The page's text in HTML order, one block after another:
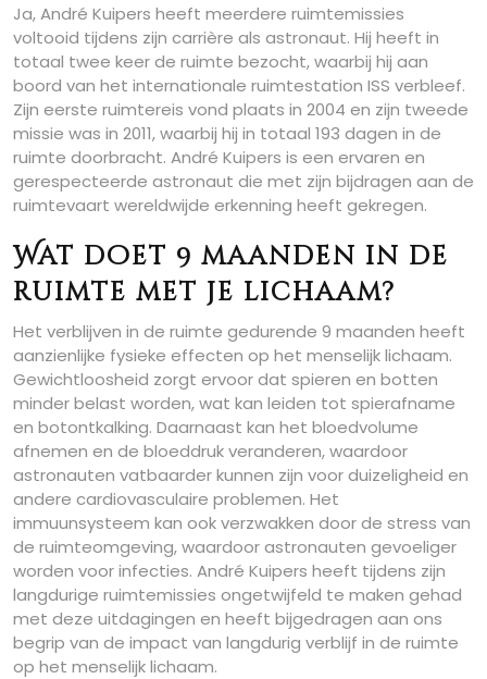
Ja, André Kuipers heeft meerdere ruimtemissies
voltooid tijdens zijn carrière als astronaut. Hij heeft in
totaal twee keer de ruimte bezocht, waarbij hij aan
boord van het internationale ruimtestation ISS verbleef.
Zijn eerste ruimtereis vond plaats in 2004 en zijn tweede
missie was in 2011, waarbij hij in totaal 193 dagen in de
ruimte doorbracht. André Kuipers is een ervaren en
gerespecteerde astronaut die met zijn bijdragen aan de
ruimtevaart wereldwijde erkenning heeft gekregen.
Wat doet 9 maanden in de
ruimte met je lichaam?
Het verblijven in de ruimte gedurende 9 maanden heeft
aanzienlijke fysieke effecten op het menselijk lichaam.
Gewichtloosheid zorgt ervoor dat spieren en botten
minder belast worden, wat kan leiden tot spierafname
en botontkalking. Daarnaast kan het bloedvolume
afnemen en de bloeddruk veranderen, waardoor
astronauten vatbaarder kunnen zijn voor duizeligheid en
andere cardiovasculaire problemen. Het
immuunsysteem kan ook verzwakken door de stress van
de ruimteomgeving, waardoor astronauten gevoeliger
worden voor infecties. André Kuipers heeft tijdens zijn
langdurige ruimtemissies ongetwijfeld te maken gehad
met deze uitdagingen en heeft bijgedragen aan ons
begrip van de impact van langdurig verblijf in de ruimte
op het menselijk lichaam.